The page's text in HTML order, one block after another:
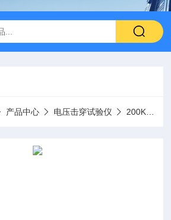
产品中心 电压击穿试验仪 200Kv-电压击穿测试仪